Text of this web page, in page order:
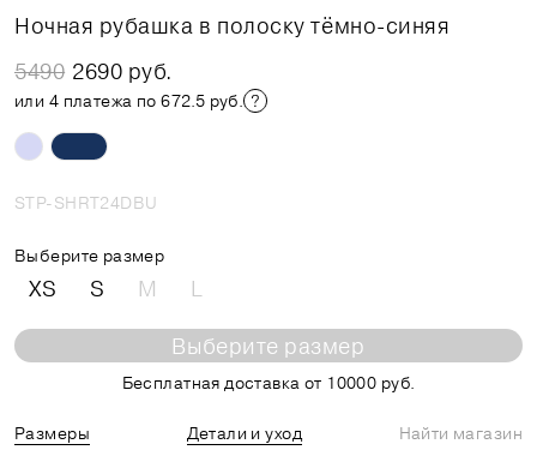
Ночная рубашка в полоску тёмно-синяя
5490 2690 руб.
или 4 платежа по 672.5 руб.
STP-SHRT24DBU
Выберите размер
XS S M L
Выберите размер
Бесплатная доставка от 10000 руб.
Размеры Детали и уход
Найти магазин